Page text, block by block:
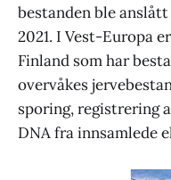
bestanden ble
2021. I Vest-Europa
Finland som har
overvåkes
sporing, registrering
DNA fra innsamlede